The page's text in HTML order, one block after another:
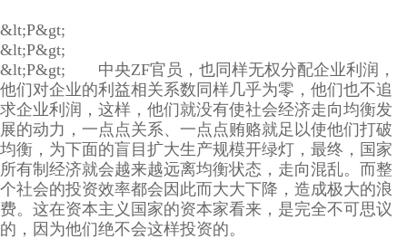
&lt;P&gt;
&lt;P&gt;
&lt;P&gt; 中央ZF官员，也同样无权分配企业利润，
他们对企业的利益相关系数同样几乎为零，他们也不追
求企业利润，这样，他们就没有使社会经济走向均衡发
展的动力，一点点关系、一点点贿赂就足以使他们打破
均衡，为下面的盲目扩大生产规模开绿灯，最终，国家
所有制经济就会越来越远离均衡状态，走向混乱。而整
个社会的投资效率都会因此而大大下降，造成极大的浪
费。这在资本主义国家的资本家看来，是完全不可思议
的，因为他们绝不会这样投资的。